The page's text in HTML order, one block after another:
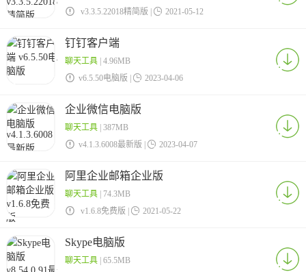
 v3.3.5.22018精简版 |  2021-05-12
钉钉客户端
聊天工具| 4.96MB
 v6.5.50电脑版 |  2023-04-06
企业微信电脑版
聊天工具| 387MB
 v4.1.3.6008最新版 |  2023-04-07
阿里企业邮箱企业版
聊天工具| 74.3MB
 v1.6.8免费版 |  2021-05-22
Skype电脑版
聊天工具| 65.5MB